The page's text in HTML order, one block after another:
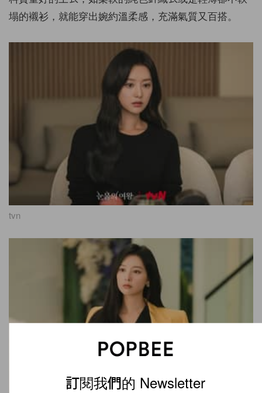
塌的襯衫，就能穿出婉約溫柔感，充滿氣質又百搭。
tvn
訂閱我們的 Newsletter